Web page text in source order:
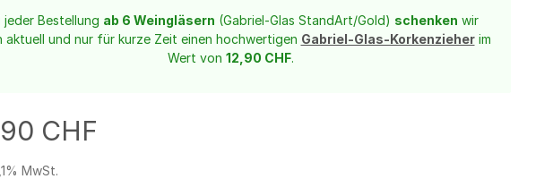
jeder Bestellung ab 6 Weingläsern (Gabriel-Glas StandArt/Gold) schenken wir
aktuell und nur für kurze Zeit einen hochwertigen Gabriel-Glas-Korkenzieherim
Wert von 12,90 CHF.
CHF
MwSt.